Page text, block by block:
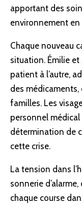
apportant des
environnement
Chaque nouveau
situation. Émilie et
patient à l’autre,
des
familles. Les
personnel
détermination de
cette crise.
La tension dans
sonnerie
chaque course